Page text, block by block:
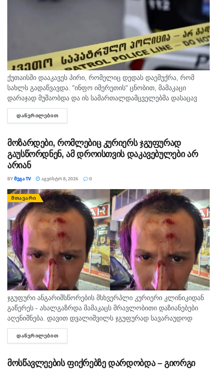
ქუთაისში დააკავეს პირი, რომელიც დედას დაემუქრა, რომ
სახლს გადაწვავდა. "ინფო იმერეთის" ცნობით, მამაკაცი
დარაჯად მუშაობდა და ის სამართალდამცველებმა დასაცავ
ობიექტზე აიყვანეს. შსს-ს ინფორმაციით, დაკავებულს
სისხლის სამართლის კოდექსის 11 პრიმა...
ᲓᲐᲬᲕᲠᲘᲚᲔᲑᲘᲗ
მოზარდები, რომლებიც კურიერს ჯგუფურად
გაუსწორდნენ, ამ დროისთვის დაკავებულები არ
არიან
BYᲛᲔᲒᲐ TV ᲐᲒᲕᲘᲡᲢᲝ 8, 2026 0
ᲛᲗᲐᲕᲐᲠᲘ
ჯგუფური ანგარიშსწორების მსხვერპლი კურიერი კლინიკიდან
გაწერეს - ახალგაზრდა მამაკაცს მრავლობითი დაზიანებები
აღენიშნება. დავით დვალიშვილს ჯგუფურად სავარაუდოდ
ხუთამდე მოზარდი გუშინ გაუსწორდა. ჯერ-ჯერობით
თავდამსხმელების დაკავების შესახებ ინფორმაცია არ
სამეთვალყურეო...
ᲓᲐᲬᲕᲠᲘᲚᲔᲑᲘᲗ
მოსწავლეების ფიქრებზე დარდობდა – გიორგი